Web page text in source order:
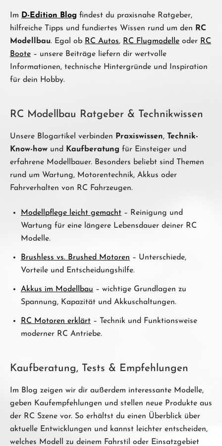
Im D-Edition Blog findest du praxisnahe Ratgeber,
hilfreiche Tipps und fundiertes Wissen rund um den RC
Modellbau. Egal ob RC Autos, RC Flugmodelle oder RC
Boote – unsere Beiträge liefern dir wertvolle
Informationen, technische Hintergründe und Inspiration
für dein Hobby.
RC Modellbau Ratgeber & Technikwissen
Unsere Blogartikel verbinden Praxiswissen, Technik-
Know-how und Kaufberatung für Einsteiger und
erfahrene Modellbauer. Besonders beliebt sind Themen
rund um Wartung, Motorentechnik, Akkus oder
Fahrverhalten von RC Fahrzeugen.
Modellpflege leicht gemacht – Reinigung und
Wartung für eine längere Lebensdauer deiner RC
Modelle.
Brushless vs. Brushed Motoren – Unterschiede,
Vorteile und Entscheidungshilfe.
Akkus im Modellbau – wichtige Grundlagen zu
Spannung, Kapazität und Akkuschaltungen.
RC Motoren erklärt – Technik und Funktionsweise
moderner RC Antriebe.
Kaufberatung, Tests & Empfehlungen
Im Blog zeigen wir dir außerdem interessante Modelle,
geben Kaufempfehlungen und stellen neue Produkte aus
der RC Szene vor. So erhältst du einen Überblick über
aktuelle Entwicklungen und kannst leichter entscheiden,
welches Modell zu deinem Fahrstil oder Einsatzgebiet